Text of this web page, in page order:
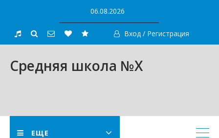
content
06.08.2026
Вход / Регистрация
Средняя школа №X
ЕЩЕ